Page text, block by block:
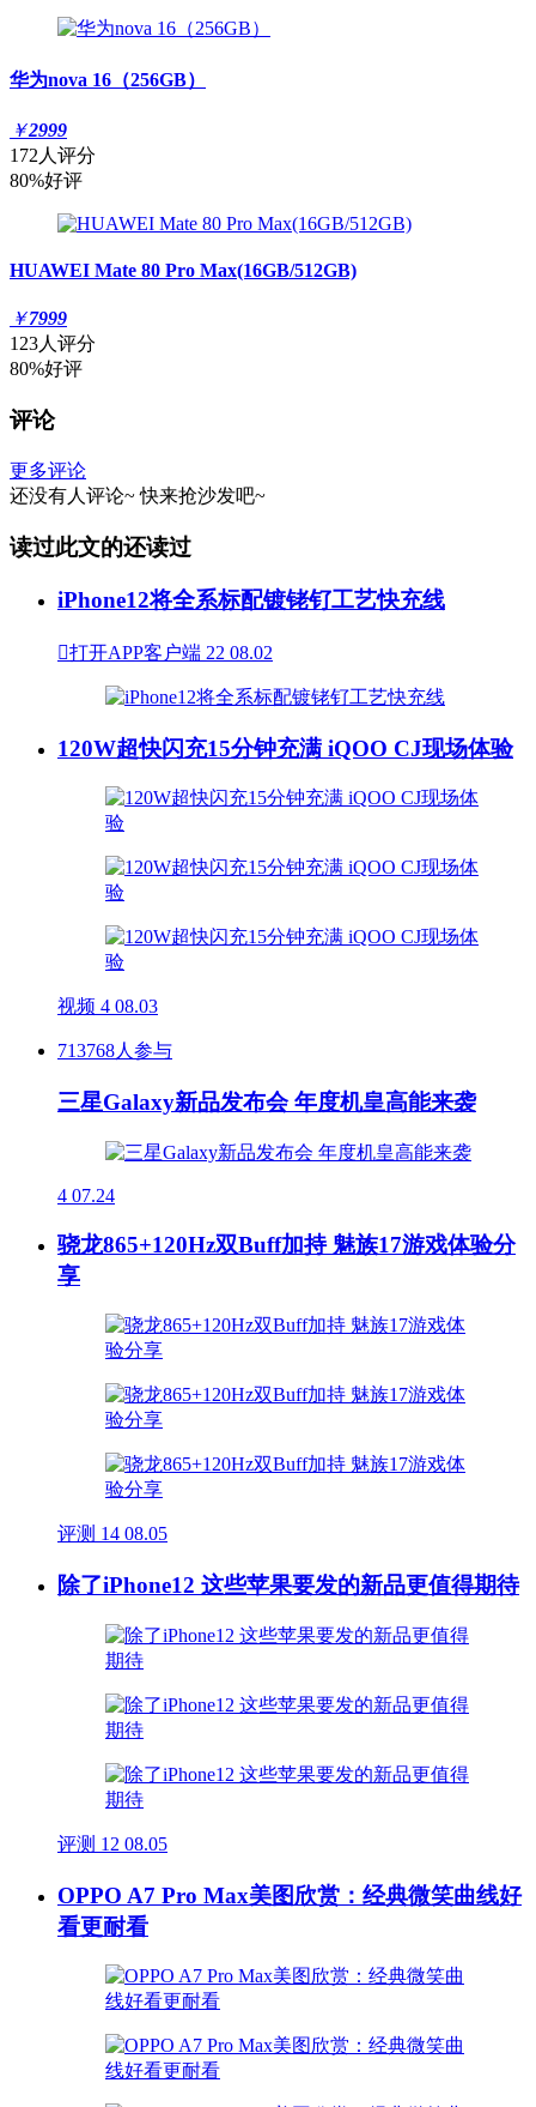
华为nova 16（256GB）
￥2999
172人评分
80%好评
HUAWEI Mate 80 Pro Max(16GB/512GB)
￥7999
123人评分
80%好评
评论
更多评论
还没有人评论~ 快来抢沙发吧~
读过此文的还读过
iPhone12将全系标配镀铑钌工艺快充线
打开APP客户端 22 08.02
120W超快闪充15分钟充满 iQOO CJ现场体验
视频 4 08.03
713768人参与
三星Galaxy新品发布会 年度机皇高能来袭
4 07.24
骁龙865+120Hz双Buff加持 魅族17游戏体验分
享
评测 14 08.05
除了iPhone12 这些苹果要发的新品更值得期待
评测 12 08.05
OPPO A7 Pro Max美图欣赏：经典微笑曲线好
看更耐看